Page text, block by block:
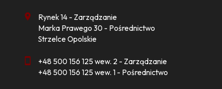
Rynek 14 - Zarządzanie
Marka Prawego 30 - Pośrednictwo
Strzelce Opolskie
+48 500 156 125 wew. 2 - Zarządzanie
+48 500 156 125 wew. 1 - Pośrednictwo